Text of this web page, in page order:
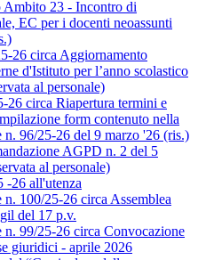
Ambito 23 - Incontro di
EC per i docenti neoassunti
26 circa Aggiornamento
d'Istituto per l’anno scolastico
al personale)
26 circa Riapertura termini e
form contenuto nella
n. 96/25-26 del 9 marzo '26 (ris.)
AGPD n. 2 del 5
al personale)
-26 all'utenza
100/25-26 circa Assemblea
del 17 p.v.
n. 99/25-26 circa Convocazione
giuridici - aprile 2026